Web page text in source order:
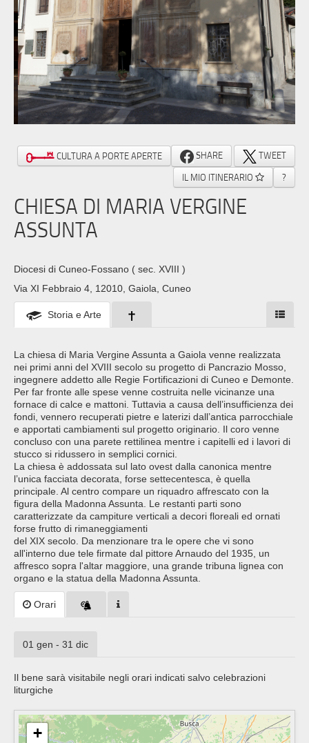
CULTURA A PORTE APERTE SHARE
TWEET
IL MIO ITINERARIO
?
CHIESA DI MARIA VERGINE
ASSUNTA
Diocesi di Cuneo-Fossano ( sec. XVIII )
Via XI Febbraio 4, 12010, Gaiola, Cuneo
Storia e Arte
La chiesa di Maria Vergine Assunta a Gaiola venne realizzata
nei primi anni del XVIII secolo su progetto di Pancrazio Mosso,
ingegnere addetto alle Regie Fortificazioni di Cuneo e Demonte.
Per far fronte alle spese venne costruita nelle vicinanze una
fornace di calce e mattoni. Tuttavia a causa dell’insufficienza dei
fondi, vennero recuperati pietre e laterizi dall’antica parrocchiale
e apportati cambiamenti sul progetto originario. Il coro venne
concluso con una parete rettilinea mentre i capitelli ed i lavori di
stucco si ridussero in semplici cornici.
La chiesa è addossata sul lato ovest dalla canonica mentre
l’unica facciata decorata, forse settecentesca, è quella
principale. Al centro compare un riquadro affrescato con la
figura della Madonna Assunta. Le restanti parti sono
caratterizzate da campiture verticali a decori floreali ed ornati
forse frutto di rimaneggiamenti
del XIX secolo. Da menzionare tra le opere che vi sono
all'interno due tele firmate dal pittore Arnaudo del 1935, un
affresco sopra l'altar maggiore, una grande tribuna lignea con
organo e la statua della Madonna Assunta.
Orari
01 gen - 31 dic
Il bene sarà visitabile negli orari indicati salvo celebrazioni
liturgiche
+